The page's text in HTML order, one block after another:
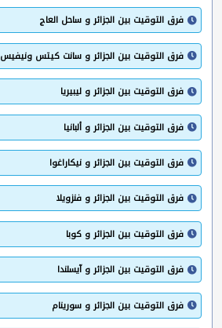
فرق التوقيت بين الجزائر و ساحل العاج
فرق التوقيت بين الجزائر و سانت كيتس ونيفيس
فرق التوقيت بين الجزائر و ليبيريا
فرق التوقيت بين الجزائر و ألبانيا
فرق التوقيت بين الجزائر و نيكاراغوا
فرق التوقيت بين الجزائر و فنزويلا
فرق التوقيت بين الجزائر و كوبا
فرق التوقيت بين الجزائر و آيسلندا
فرق التوقيت بين الجزائر و سورينام